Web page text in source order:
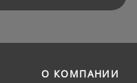
О КОМПАНИИ